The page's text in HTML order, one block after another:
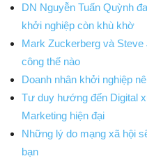
DN Nguyễn Tuấn Quỳnh
khởi nghiệp còn khù khờ
Mark Zuckerberg và
công thế nào
Doanh nhân khởi nghiệp
Tư duy hướng đến Digital
Marketing hiện đại
Những lý do mạng xã hội
bạn